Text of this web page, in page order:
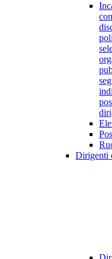
Dirigenti